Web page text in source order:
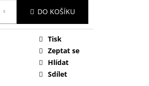
DO KOŠÍKU
Tisk
Zeptat se
Hlídat
Sdílet